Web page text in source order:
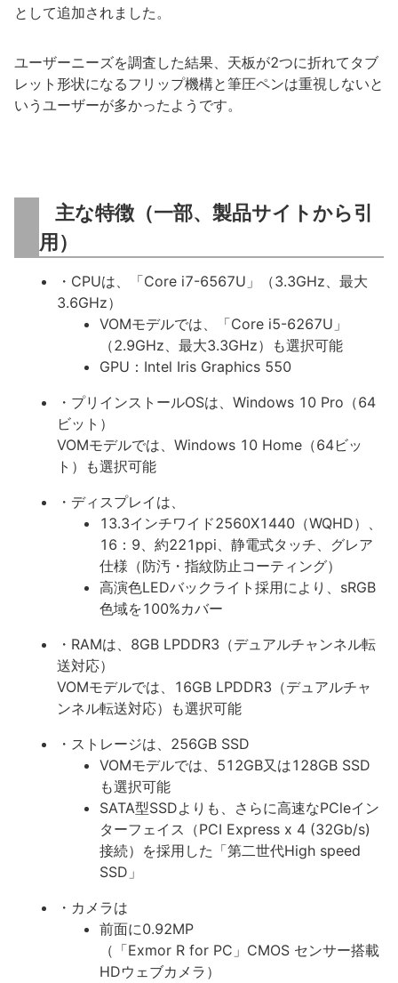
として追加されました。
ユーザーニーズを調査した結果、天板が2つに折れてタブ
レット形状になるフリップ機構と筆圧ペンは重視しないと
いうユーザーが多かったようです。
主な特徴（一部、製品サイトから引
用）
・CPUは、「Core i7-6567U」（3.3GHz、最大
3.6GHz）
VOMモデルでは、「Core i5-6267U」
（2.9GHz、最大3.3GHz）も選択可能
GPU：Intel Iris Graphics 550
・プリインストールOSは、Windows 10 Pro（64
ビット）
VOMモデルでは、Windows 10 Home（64ビッ
ト）も選択可能
・ディスプレイは、
13.3インチワイド2560X1440（WQHD）、
16：9、約221ppi、静電式タッチ、グレア
仕様（防汚・指紋防止コーティング）
高演色LEDバックライト採用により、sRGB
色域を100%カバー
・RAMは、8GB LPDDR3（デュアルチャンネル転
送対応）
VOMモデルでは、16GB LPDDR3（デュアルチャ
ンネル転送対応）も選択可能
・ストレージは、256GB SSD
VOMモデルでは、512GB又は128GB SSD
も選択可能
SATA型SSDよりも、さらに高速なPCleイン
ターフェイス（PCI Express x 4 (32Gb/s)
接続）を採用した「第二世代High speed
SSD」
・カメラは
前面に0.92MP
（「Exmor R for PC」CMOS センサー搭載
HDウェブカメラ）